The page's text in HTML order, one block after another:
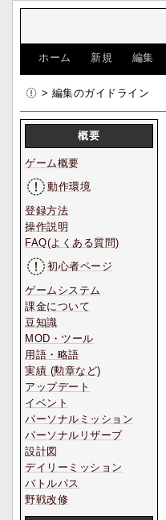
ホーム 新規 編集
> 編集のガイドライン
概要
ゲーム概要
動作環境
登録方法
操作説明
FAQ(よくある質問)
初心者ページ
ゲームシステム
課金について
豆知識
MOD・ツール
用語・略語
実績 (勲章など)
アップデート
イベント
パーソナルミッション
パーソナルリザーブ
設計図
デイリーミッション
バトルパス
野戦改修